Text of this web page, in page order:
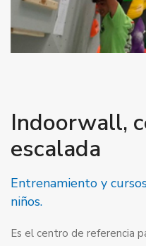
Indoorwall,
escalada
Entrenamiento y
niños.
Es el centro de referencia